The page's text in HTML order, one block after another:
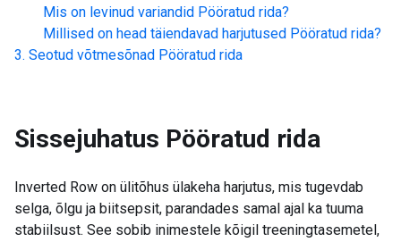
Mis on levinud variandid Pööratud rida?
Millised on head täiendavad harjutused Pööratud rida?
Seotud võtmesõnad Pööratud rida
Sissejuhatus Pööratud rida
Inverted Row on ülitõhus ülakeha harjutus, mis tugevdab
selga, õlgu ja biitsepsit, parandades samal ajal ka tuuma
stabiilsust. See sobib inimestele kõigil treeningtasemetel,